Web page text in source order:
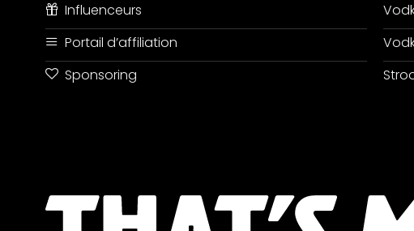
Influenceurs
Portail d’affiliation
Sponsoring